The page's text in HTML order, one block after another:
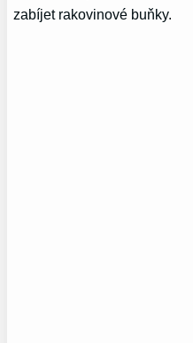
zabíjet rakovinové buňky.